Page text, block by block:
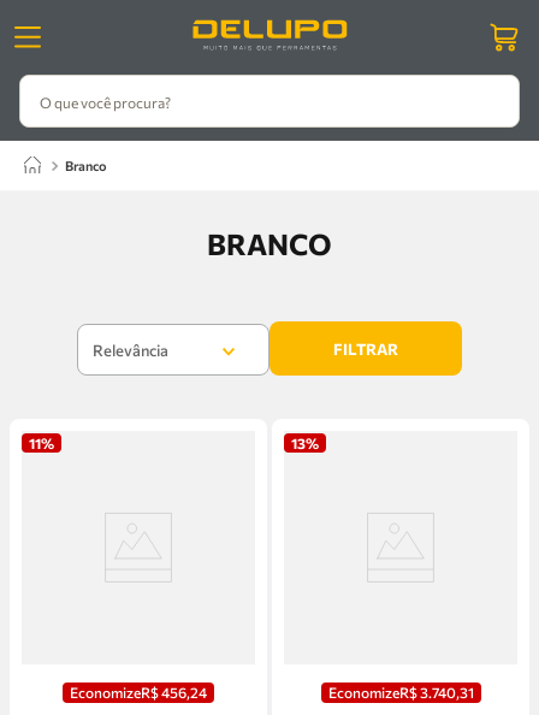
O que você procura?
branco
BRANCO
Relevância FILTRAR
11%
EconomizeR$456, 24
13%
EconomizeR$3. 740, 31